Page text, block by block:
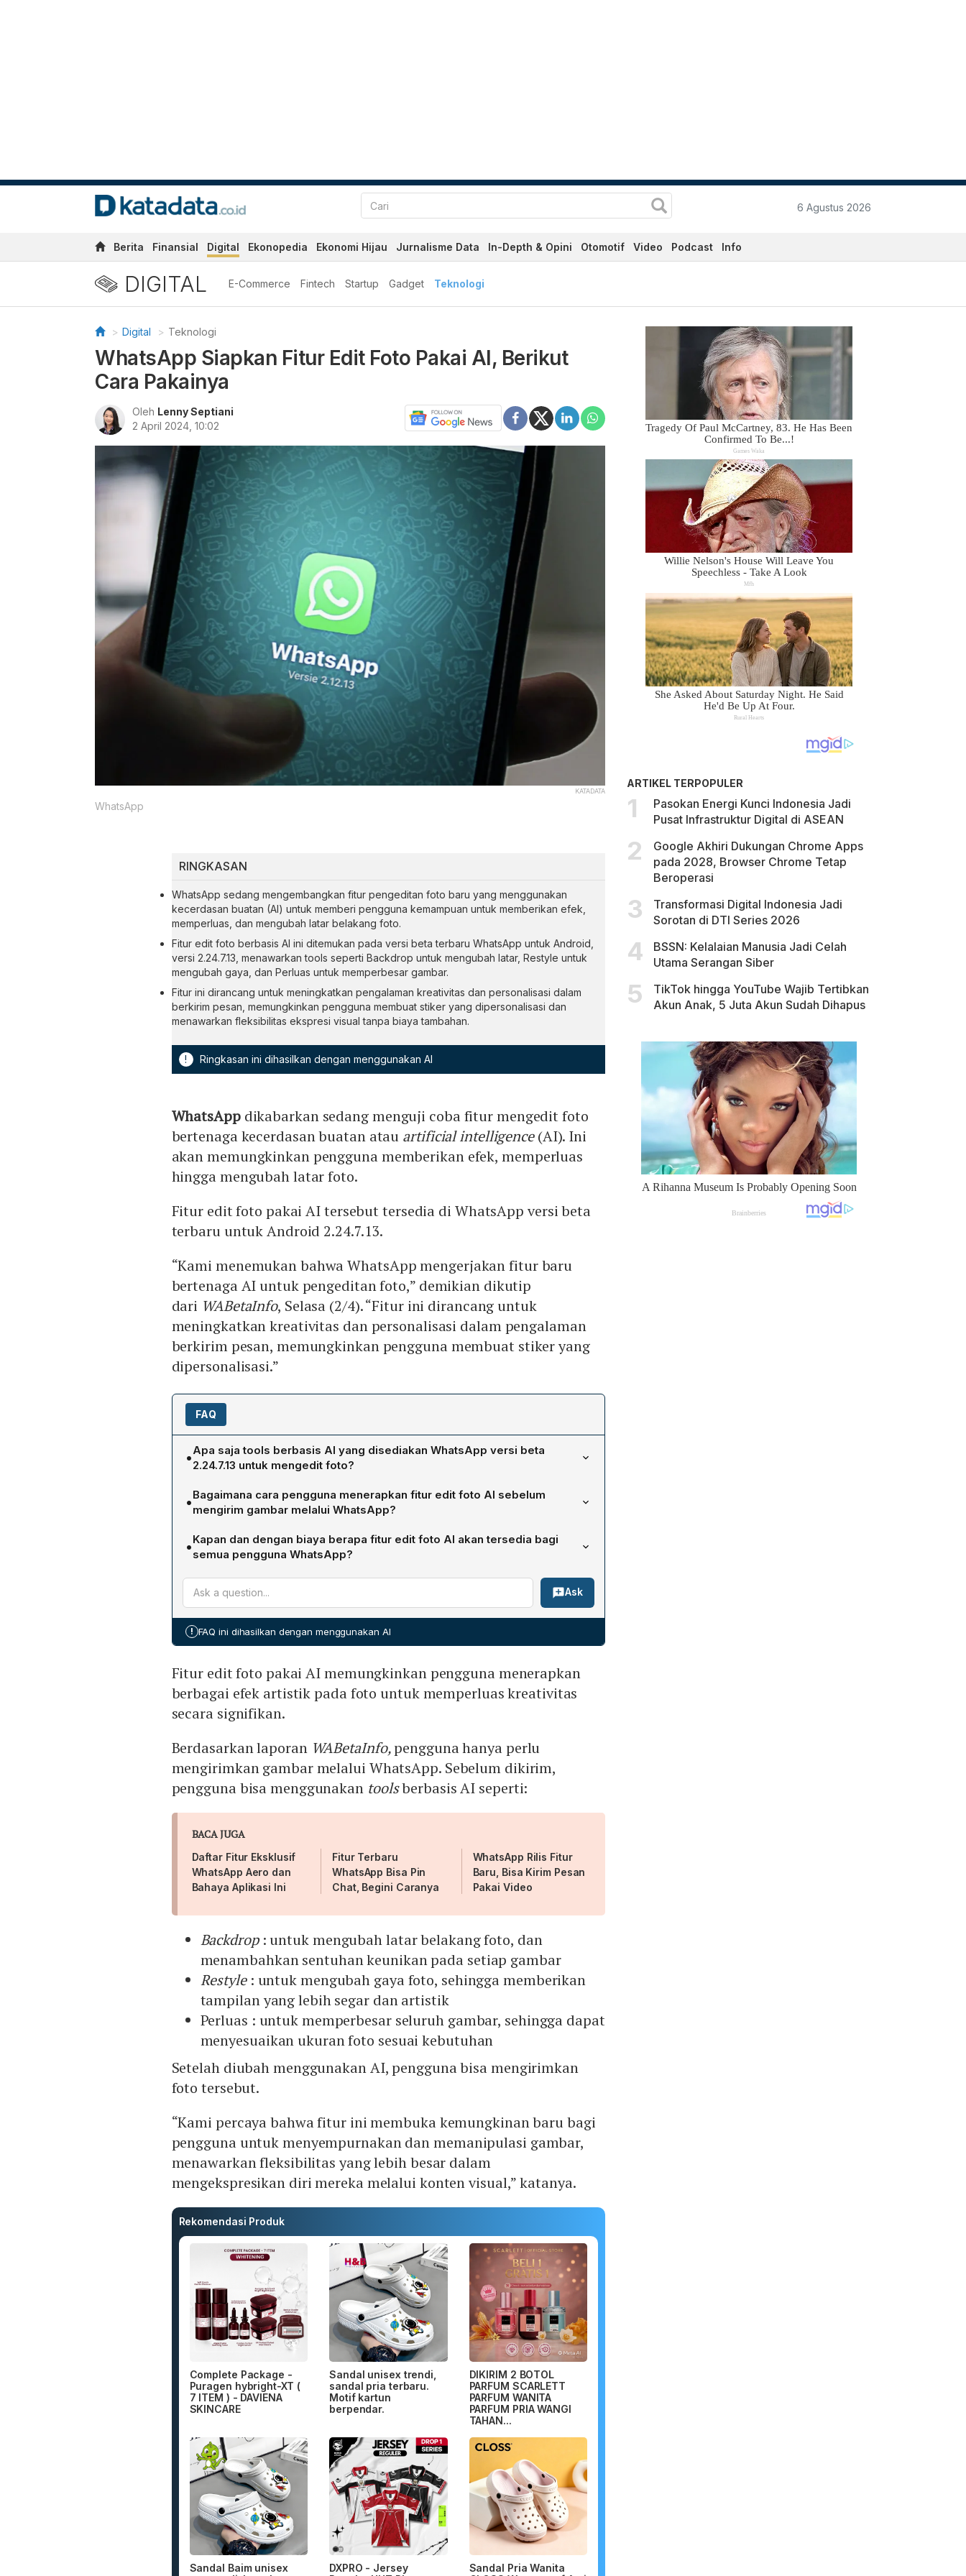
6 Agustus 2026
Berita Finansial Digital Ekonopedia Ekonomi Hijau Jurnalisme Data In-Depth & Opini Otomotif Video Podcast Info
DIGITAL E-Commerce Fintech Startup Gadget Teknologi
Digital Teknologi
WhatsApp Siapkan Fitur Edit Foto Pakai AI, Berikut
Cara Pakainya
Oleh Lenny Septiani
2 April 2024, 10:02
KATADATA
WhatsApp
RINGKASAN
WhatsApp sedang mengembangkan fitur pengeditan foto baru yang menggunakan
kecerdasan buatan (AI) untuk memberi pengguna kemampuan untuk memberikan efek,
memperluas, dan mengubah latar belakang foto.
Fitur edit foto berbasis AI ini ditemukan pada versi beta terbaru WhatsApp untuk Android,
versi 2.24.7.13, menawarkan tools seperti Backdrop untuk mengubah latar, Restyle untuk
mengubah gaya, dan Perluas untuk memperbesar gambar.
Fitur ini dirancang untuk meningkatkan pengalaman kreativitas dan personalisasi dalam
berkirim pesan, memungkinkan pengguna membuat stiker yang dipersonalisasi dan
menawarkan fleksibilitas ekspresi visual tanpa biaya tambahan.
! Ringkasan ini dihasilkan dengan menggunakan AI
WhatsAppdikabarkan sedang menguji coba fitur mengedit foto
bertenaga kecerdasan buatan atau artificial intelligence(AI). Ini
akan memungkinkan pengguna memberikan efek, memperluas
hingga mengubah latar foto.
Fitur edit foto pakai AI tersebut tersedia di WhatsApp versi beta
terbaru untuk Android 2.24.7.13.
“Kami menemukan bahwa WhatsApp mengerjakan fitur baru
bertenaga AI untuk pengeditan foto,” demikian dikutip
dari WABetaInfo, Selasa (2/4). “Fitur ini dirancang untuk
meningkatkan kreativitas dan personalisasi dalam pengalaman
berkirim pesan, memungkinkan pengguna membuat stiker yang
dipersonalisasi.”
FAQ
•Apa saja tools berbasis AI yang disediakan WhatsApp versi beta
2.24.7.13 untuk mengedit foto?
WhatsApp beta 2.24.7.13 menawarkan tiga tools AI: Backdrop untuk mengubah latar
belakang, Restyle untuk mengubah gaya visual foto, serta Perluas yang
memungkinkan memperbesar seluruh gambar sesuai kebutuhan.
•Bagaimana cara pengguna menerapkan fitur edit foto AI sebelum
mengirim gambar melalui WhatsApp?
Pengguna cukup memilih foto yang ingin dikirim, kemudian mengakses tools AI—
Backdrop, Restyle, atau Perluas—untuk menerapkan efek yang diinginkan. Setelah
gambar selesai diedit, foto dapat langsung dikirim melalui chat.
•Kapan dan dengan biaya berapa fitur edit foto AI akan tersedia bagi
semua pengguna WhatsApp?
Fitur edit foto berbasis AI dikabarkan akan diluncurkan secara global untuk semua
pengguna WhatsApp dalam waktu mendatang dan akan disediakan secara gratis,
tanpa dikenakan biaya tambahan.
Ask
! FAQ ini dihasilkan dengan menggunakan AI
Fitur edit foto pakai AI memungkinkan pengguna menerapkan
berbagai efek artistik pada foto untuk memperluas kreativitas
secara signifikan.
Berdasarkan laporan WABetaInfo,pengguna hanya perlu
mengirimkan gambar melalui WhatsApp. Sebelum dikirim,
pengguna bisa menggunakan toolsberbasis AI seperti:
BACA JUGA
Daftar Fitur Eksklusif
WhatsApp Aero dan
Bahaya Aplikasi Ini
Fitur Terbaru
WhatsApp Bisa Pin
Chat, Begini Caranya
WhatsApp Rilis Fitur
Baru, Bisa Kirim Pesan
Pakai Video
Backdrop: untuk mengubah latar belakang foto, dan
menambahkan sentuhan keunikan pada setiap gambar
Restyle: untuk mengubah gaya foto, sehingga memberikan
tampilan yang lebih segar dan artistik
Perluas : untuk memperbesar seluruh gambar, sehingga dapat
menyesuaikan ukuran foto sesuai kebutuhan
Setelah diubah menggunakan AI, pengguna bisa mengirimkan
foto tersebut.
“Kami percaya bahwa fitur ini membuka kemungkinan baru bagi
pengguna untuk menyempurnakan dan memanipulasi gambar,
menawarkan fleksibilitas yang lebih besar dalam
mengekspresikan diri mereka melalui konten visual,” katanya.
Rekomendasi Produk
Complete Package -
Puragen hybright-XT (
7 ITEM ) - DAVIENA
SKINCARE
Sandal unisex trendi,
sandal pria terbaru.
Motif kartun
berpendar.
DIKIRIM 2 BOTOL
PARFUM SCARLETT
PARFUM WANITA
PARFUM PRIA WANGI
TAHAN...
Sandal Baim unisex
DXPRO - Jersey
Sandal Pria Wanita
ARTIKEL TERPOPULER
Pasokan Energi Kunci Indonesia Jadi
Pusat Infrastruktur Digital di ASEAN
Google Akhiri Dukungan Chrome Apps
pada 2028, Browser Chrome Tetap
Beroperasi
Transformasi Digital Indonesia Jadi
Sorotan di DTI Series 2026
BSSN: Kelalaian Manusia Jadi Celah
Utama Serangan Siber
TikTok hingga YouTube Wajib Tertibkan
Akun Anak, 5 Juta Akun Sudah Dihapus